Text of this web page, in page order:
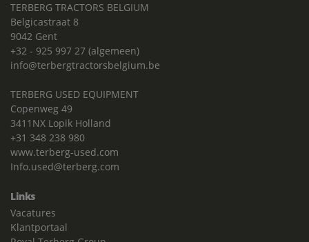
TERBERG TRACTORS BELGIUM
Belgicastraat 8
9042 Gent
+32 - 925 997 27 (algemeen)
info@terbergtractorsbelgium.be
TERBERG USED EQUIPMENT
Copenweg 49
3411NX Lopik Holland
+31 348 238 980
www.terberg-used.com
Info.used@terberg.com
Links
Vacatures
Klantportaal